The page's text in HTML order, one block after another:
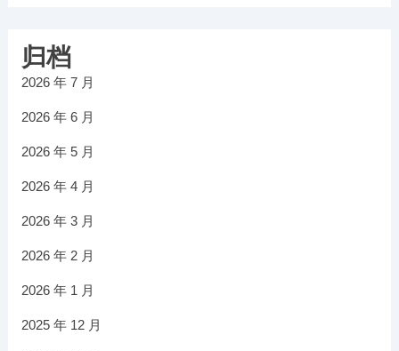
归档
2026 年 7 月
2026 年 6 月
2026 年 5 月
2026 年 4 月
2026 年 3 月
2026 年 2 月
2026 年 1 月
2025 年 12 月